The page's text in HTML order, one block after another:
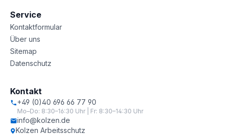
Service
Kontaktformular
Über uns
Sitemap
Datenschutz
Kontakt
+49 (0)40 696 66 77 90
Mo–Do: 8:30–16:30 Uhr | Fr: 8:30–14:30 Uhr
info@kolzen.de
Kolzen Arbeitsschutz